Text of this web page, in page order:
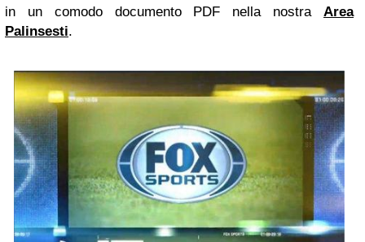
in un comodo documento PDF nella nostra Area
Palinsesti.